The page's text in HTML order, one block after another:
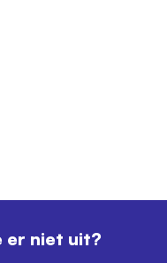
er niet uit?